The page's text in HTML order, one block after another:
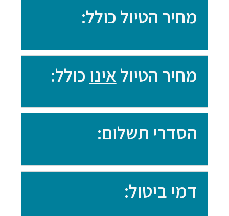
מחיר הטיול כולל:
מחיר הטיולאינו כולל:
הסדרי תשלום:
דמי ביטול: